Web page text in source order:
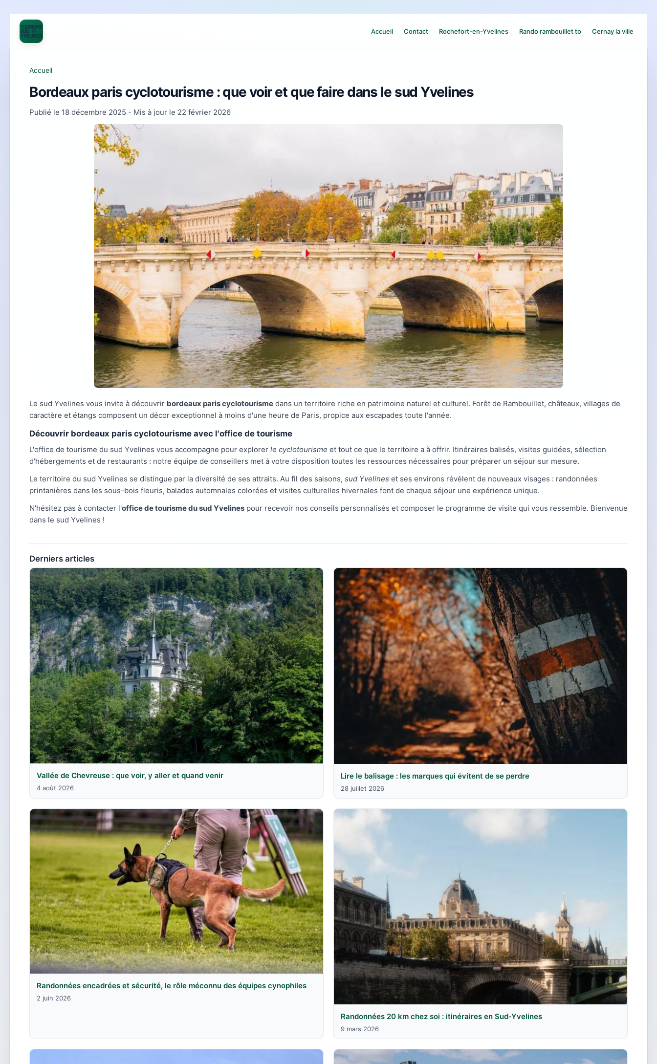
Accueil Contact Rochefort-en-Yvelines Rando rambouillet to Cernay la ville
Accueil
Bordeaux paris cyclotourisme : que voir et que faire dans le sud Yvelines
Publié le 18 décembre 2025 - Mis à jour le 22 février 2026
Le sud Yvelines vous invite à découvrir bordeaux paris cyclotourisme dans un territoire riche en patrimoine naturel et culturel. Forêt de Rambouillet, châteaux, villages de
caractère et étangs composent un décor exceptionnel à moins d'une heure de Paris, propice aux escapades toute l'année.
Découvrir bordeaux paris cyclotourisme avec l'office de tourisme
L'office de tourisme du sud Yvelines vous accompagne pour explorer le cyclotourisme et tout ce que le territoire a à offrir. Itinéraires balisés, visites guidées, sélection
d'hébergements et de restaurants : notre équipe de conseillers met à votre disposition toutes les ressources nécessaires pour préparer un séjour sur mesure.
Le territoire du sud Yvelines se distingue par la diversité de ses attraits. Au fil des saisons, sud Yvelines et ses environs révèlent de nouveaux visages : randonnées
printanières dans les sous-bois fleuris, balades automnales colorées et visites culturelles hivernales font de chaque séjour une expérience unique.
N'hésitez pas à contacter l'office de tourisme du sud Yvelines pour recevoir nos conseils personnalisés et composer le programme de visite qui vous ressemble. Bienvenue
dans le sud Yvelines !
Derniers articles
Vallée de Chevreuse : que voir, y aller et quand venir
4 août 2026
Lire le balisage : les marques qui évitent de se perdre
28 juillet 2026
Randonnées encadrées et sécurité, le rôle méconnu des équipes cynophiles
2 juin 2026
Randonnées 20 km chez soi : itinéraires en Sud-Yvelines
9 mars 2026